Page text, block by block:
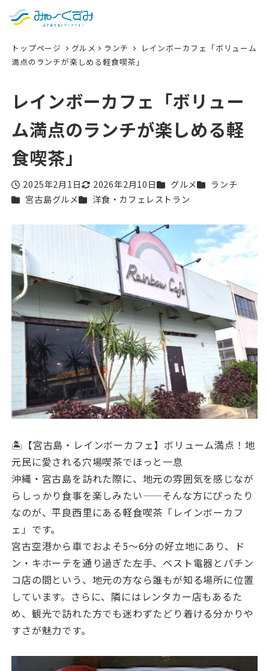
検索
トップページ グルメ ランチ
レインボーカフェ「ボリューム
満点のランチが楽しめる軽食喫茶」
レインボーカフェ「ボリュー
ム満点のランチが楽しめる軽
食喫茶」
投稿日
2025年2月1日
更新日
2026年2月10日カテゴリー
グルメカテゴリー
ランチ
カテゴリー
宮古島グルメカテゴリー
洋食・カフェレストラン
🏝️【宮古島・レインボーカフェ】ボリューム満点！地
元民に愛される穴場喫茶でほっと一息
沖縄・宮古島を訪れた際に、地元の雰囲気を感じなが
らしっかり食事を楽しみたい——そんな方にぴったり
なのが、平良西里にある軽食喫茶「レインボーカフ
ェ」です。
宮古空港から車でおよそ5〜6分の好立地にあり、ド
ン・キホーテを通り過ぎた左手、ベスト電器とパチン
コ店の間という、地元の方なら誰もが知る場所に位置
しています。さらに、隣にはレンタカー店もあるた
め、観光で訪れた方でも迷わずたどり着ける分かりや
すさが魅力です。